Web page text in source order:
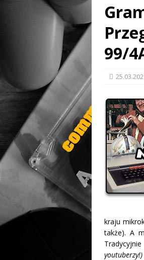
99/
kraju
także). A
youtuberzy!)